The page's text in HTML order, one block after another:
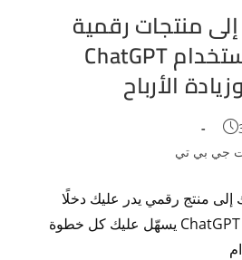
منتجات رقمية
دليلك الذكي لاستخدام ChatGPT
الأرباح
جي بي تي
منتج رقمي يدر عليك دخلًا
مستقرًا وحرية أكبر، ودع ChatGPT يسهّل عليك كل خطوة